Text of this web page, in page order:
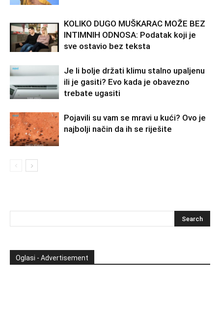
KOLIKO DUGO MUŠKARAC MOŽE BEZ
INTIMNIH ODNOSA: Podatak koji je
sve ostavio bez teksta
Je li bolje držati klimu stalno upaljenu
ili je gasiti? Evo kada je obavezno
trebate ugasiti
Pojavili su vam se mravi u kući? Ovo je
najbolji način da ih se riješite
Oglasi - Advertisement